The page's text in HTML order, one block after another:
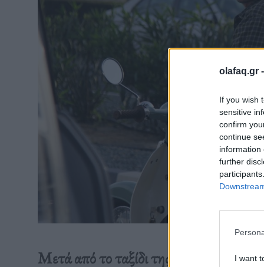
olafaq.gr -
If you wish
sensitive
confirm
continue
information
further
I want
Μετά από το ταξίδι της σε πολλά